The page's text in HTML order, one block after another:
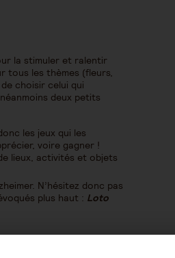
la stimuler et ralentir
tous les thèmes (fleurs,
choisir celui qui
deux petits
les jeux qui les
voire gagner !
lieux, activités et objets
N’hésitez donc pas
plus haut : Loto